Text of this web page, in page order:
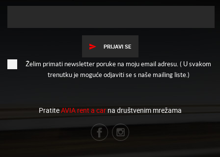
PRIJAVI SE
Želim primati newsletter poruke na moju email adresu. ( U svakom
trenutku je moguće odjaviti se s naše mailing liste.)
PratiteAVIA rent a carna društvenim mrežama